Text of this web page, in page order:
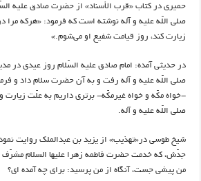
حميرى در كتاب «قرب الأسناد» از حضرت صادق عليه
صلى اللّه عليه و آله نوشته است که فرمود: «هركه مرا
زيارت كند، روز قيامت شفيع او می‌شوم.»
در حديثى آمده: امام صادق عليه السّلام روز عيدى در
صلى اللّه عليه و آله رفت و به آن حضرت سلام داد و
-خواه مكّه و خواه غيرمكّه- برترى داريم به‏ علّت زيارت
صلى اللّه عليه و آله.
شيخ طوسى در«تهذيب» از يزيد بن عبدالملك روايت
جدّش، كه خدمت حضرت فاطمه زهرا عليها السلام
من پيشى جست، آنگاه از من پرسيد: براى چه آمده ‏اى؟